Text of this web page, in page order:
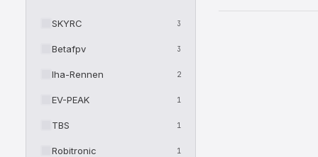
SKYRC 3
Betafpv 3
Iha-Rennen 2
EV-PEAK 1
TBS 1
Robitronic 1